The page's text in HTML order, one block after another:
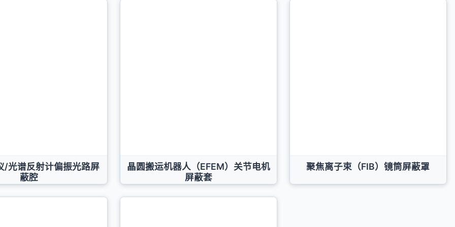
/光谱反射计偏振光路屏
蔽腔
晶圆搬运机器人（EFEM）关节电机
屏蔽套
聚焦离子束（FIB）镜筒屏蔽罩